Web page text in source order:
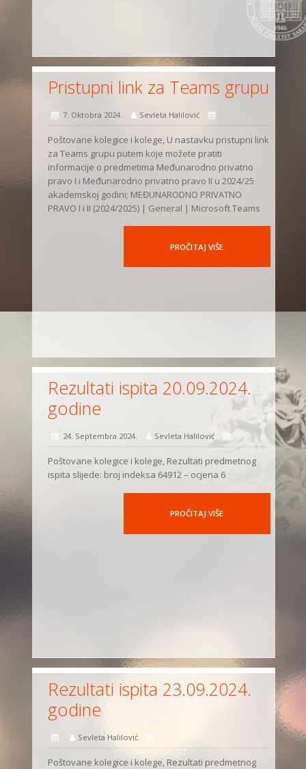
Pristupni link za Teams grupu
7. Oktobra 2024. Sevleta Halilović
Poštovane kolegice i kolege, U nastavku pristupni link
za Teams grupu putem koje možete pratiti
informacije o predmetima Međunarodno privatno
pravo I i Međunarodno privatno pravo II u 2024/25
akademskoj godini; MEĐUNARODNO PRIVATNO
PRAVO I i II (2024/2025) | General | Microsoft Teams
PROČITAJ VIŠE
Rezultati ispita 20.09.2024.
godine
24. Septembra 2024. Sevleta Halilović
Poštovane kolegice i kolege, Rezultati predmetnog
ispita slijede: broj indeksa 64912 – ocjena 6
PROČITAJ VIŠE
Rezultati ispita 23.09.2024.
godine
Sevleta Halilović
Poštovane kolegice i kolege, Rezultati predmetnog